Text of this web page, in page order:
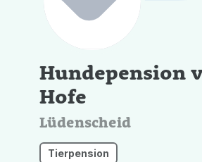
Hundepension
Hofe
Lüdenscheid
Tierpension